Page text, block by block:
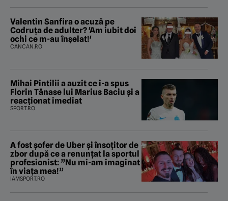
Valentin Sanfira o acuză pe
Codruța de adulter? 'Am iubit doi
ochi ce m-au înșelat!'
CANCAN.RO
Mihai Pintilii a auzit ce i-a spus
Florin Tănase lui Marius Baciu și a
reacționat imediat
SPORT.RO
A fost șofer de Uber și însoțitor de
zbor după ce a renunțat la sportul
profesionist: ”Nu mi-am imaginat
în viața mea!”
IAMSPORT.RO